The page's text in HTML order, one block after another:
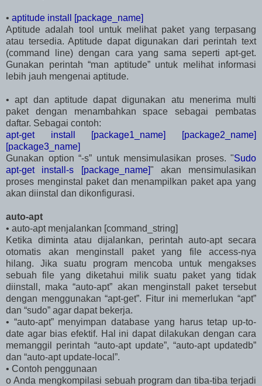
• aptitude install [package_name]
Aptitude adalah tool untuk melihat paket yang terpasang
atau tersedia. Aptitude dapat digunakan dari perintah text
(command line) dengan cara yang sama seperti apt-get.
Gunakan perintah “man aptitude” untuk melihat informasi
lebih jauh mengenai aptitude.
• apt dan aptitude dapat digunakan atu menerima multi
paket dengan menambahkan space sebagai pembatas
daftar. Sebagai contoh:
apt-get install [package1_name] [package2_name]
[package3_name]
Gunakan option “-s” untuk mensimulasikan proses. "Sudo
apt-get install-s [package_name]" akan mensimulasikan
proses menginstal paket dan menampilkan paket apa yang
akan diinstal dan dikonfigurasi.
auto-apt
• auto-apt menjalankan [command_string]
Ketika diminta atau dijalankan, perintah auto-apt secara
otomatis akan menginstall paket yang file access-nya
hilang. Jika suatu program mencoba untuk mengakses
sebuah file yang diketahui milik suatu paket yang tidak
diinstall, maka “auto-apt” akan menginstall paket tersebut
dengan menggunakan “apt-get”. Fitur ini memerlukan “apt”
dan “sudo” agar dapat bekerja.
• “auto-apt” menyimpan database yang harus tetap up-to-
date agar bias efektif. Hal ini dapat dilakukan dengan cara
memanggil perintah “auto-apt update”, “auto-apt updatedb”
dan “auto-apt update-local”.
• Contoh penggunaan
o Anda mengkompilasi sebuah program dan tiba-tiba terjadi